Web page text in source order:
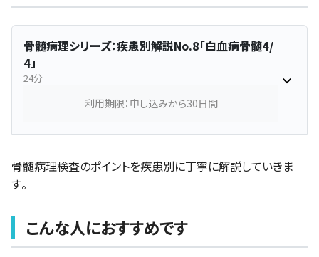
骨髄病理シリーズ：疾患別解説No.8「白血病骨髄4/
4」
24分
利用期限：申し込みから30日間
骨髄病理検査のポイントを疾患別に丁寧に解説していきま
す。
こんな人におすすめです